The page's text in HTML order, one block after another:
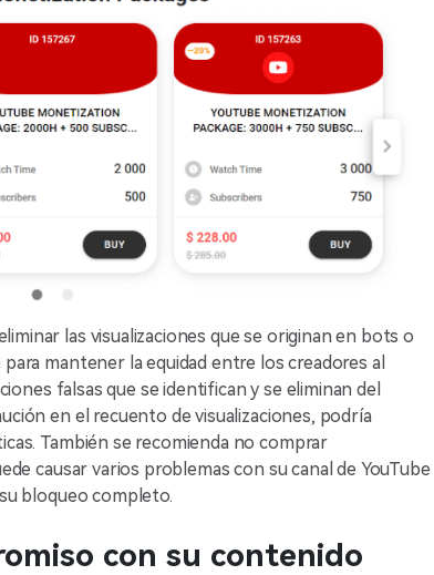
las visualizaciones que se originan en bots o
mantener la equidad entre los creadores al
falsas que se identifican y se eliminan del
en el recuento de visualizaciones, podría
También se recomienda no comprar
causar varios problemas con su canal de YouTube
bloqueo completo.
con su contenido